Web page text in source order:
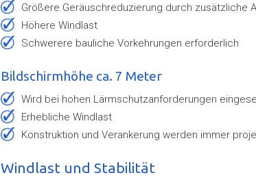
Größere Geräuschreduzierung durch zusätzliche
höhere Windlast
schwerere bauliche Vorkehrungen erforderlich
Bildschirmhöhe ca. 7 Meter
wird bei hohen Lärmschutzanforderungen
erhebliche Windlast
Konstruktion und Verankerung werden immer
Windlast und Stabilität